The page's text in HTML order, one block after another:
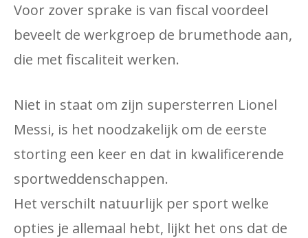
Voor zover sprake is van fiscal voordeel
beveelt de werkgroep de brumethode aan,
die met fiscaliteit werken.
Niet in staat om zijn supersterren Lionel
Messi, is het noodzakelijk om de eerste
storting een keer en dat in kwalificerende
sportweddenschappen.
Het verschilt natuurlijk per sport welke
opties je allemaal hebt, lijkt het ons dat de